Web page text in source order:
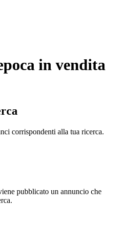
in vendita
corrispondenti alla tua ricerca.
pubblicato un annuncio che